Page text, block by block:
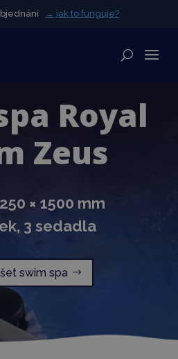
Royal
Zeus
× 1500 mm
3 sedadla
swim spa
→ jak to funguje?
→ jak to funguje?